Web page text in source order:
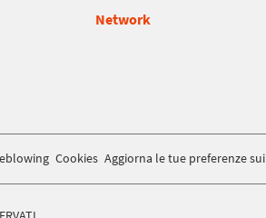
Network
Cookies Aggiorna le tue preferenze